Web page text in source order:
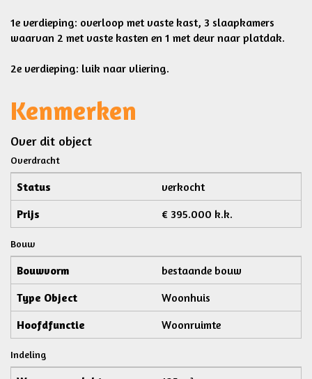
1e verdieping: overloop met vaste kast, 3 slaapkamers
waarvan 2 met vaste kasten en 1 met deur naar platdak.
2e verdieping: luik naar vliering.
Kenmerken
Over dit object
Overdracht
Status
verkocht
Prijs
€ 395.000 k.k.
Bouw
Bouwvorm
bestaande bouw
Type Object
Woonhuis
Hoofdfunctie
Woonruimte
Indeling